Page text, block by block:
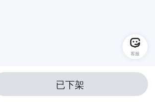
已下架
客服